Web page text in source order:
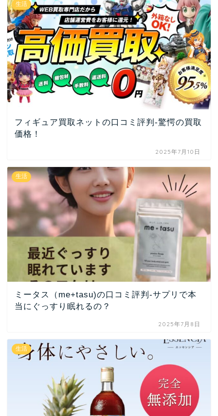
生活
フィギュア買取ネットの口コミ評判-驚愕の買取
価格！
2025年7月10日
生活
ミータス（me+tasu)の口コミ評判-サプリで本
当にぐっすり眠れるの？
2025年7月8日
生活